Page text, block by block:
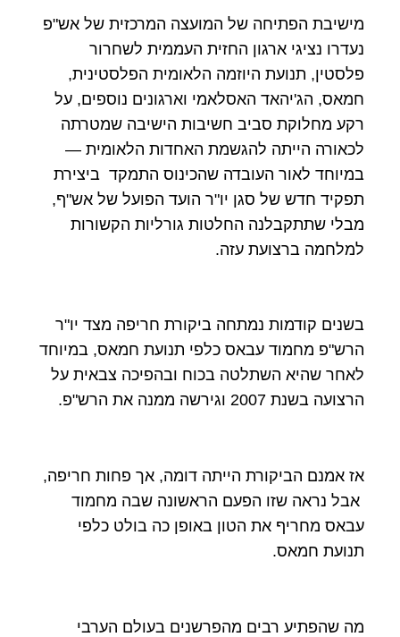
מישיבת הפתיחה של המועצה המרכזית של אש"פ
נעדרו נציגי ארגון החזית העממית לשחרור
פלסטין, תנועת היוזמה הלאומית הפלסטינית,
חמאס, הג'יהאד האסלאמי וארגונים נוספים, על
רקע מחלוקת סביב חשיבות הישיבה שמטרתה
לכאורה הייתה להגשמת האחדות הלאומית —
במיוחד לאור העובדה שהכינוס התמקד ביצירת
תפקיד חדש של סגן יו"ר הועד הפועל של אש"ף,
מבלי שתתקבלנה החלטות גורליות הקשורות
למלחמה ברצועת עזה.
בשנים קודמות נמתחה ביקורת חריפה מצד יו"ר
הרש"פ מחמוד עבאס כלפי תנועת חמאס, במיוחד
לאחר שהיא השתלטה בכוח ובהפיכה צבאית על
הרצועה בשנת 2007 וגירשה ממנה את הרש"פ.
אז אמנם הביקורת הייתה דומה, אך פחות חריפה,
אבל נראה שזו הפעם הראשונה שבה מחמוד
עבאס מחריף את הטון באופן כה בולט כלפי
תנועת חמאס.
מה שהפתיע רבים מהפרשנים בעולם הערבי